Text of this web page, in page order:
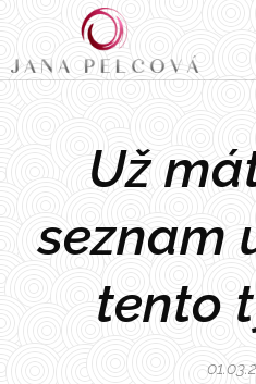
Už
seznam
tento